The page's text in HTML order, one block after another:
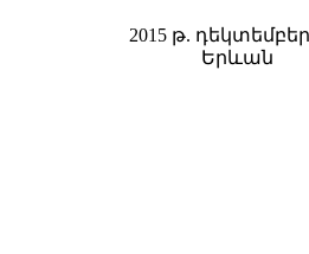
2015 թ.
Երևան